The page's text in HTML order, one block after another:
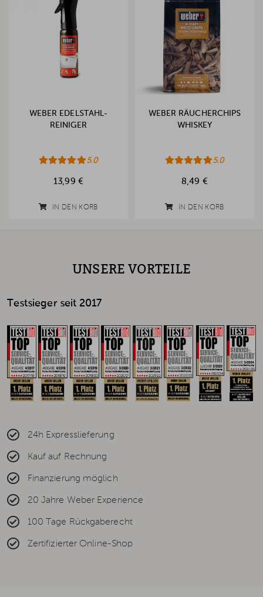
WEBER EDELSTAHL-
REINIGER
5.0
13,99 €
IN DEN KORB
WEBER RÄUCHERCHIPS
WHISKEY
5.0
8,49 €
IN DEN KORB
UNSERE VORTEILE
Testsieger seit 2017
24h Expresslieferung
Kauf auf Rechnung
Finanzierung möglich
20 Jahre Weber Experience
100 Tage Rückgaberecht
Zertifizierter Online-Shop